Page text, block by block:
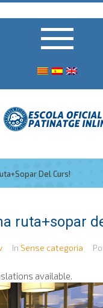
Del Curs!
ruta+sopar
In Sense categoria
available.